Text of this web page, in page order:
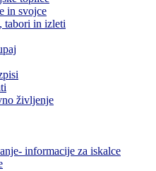
in svojce
tabori in izleti
življenje
informacije za iskalce